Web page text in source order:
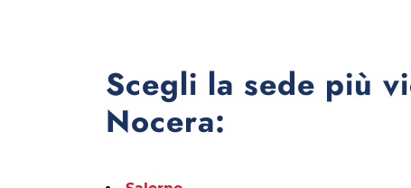
Scegli la sede più
Nocera: